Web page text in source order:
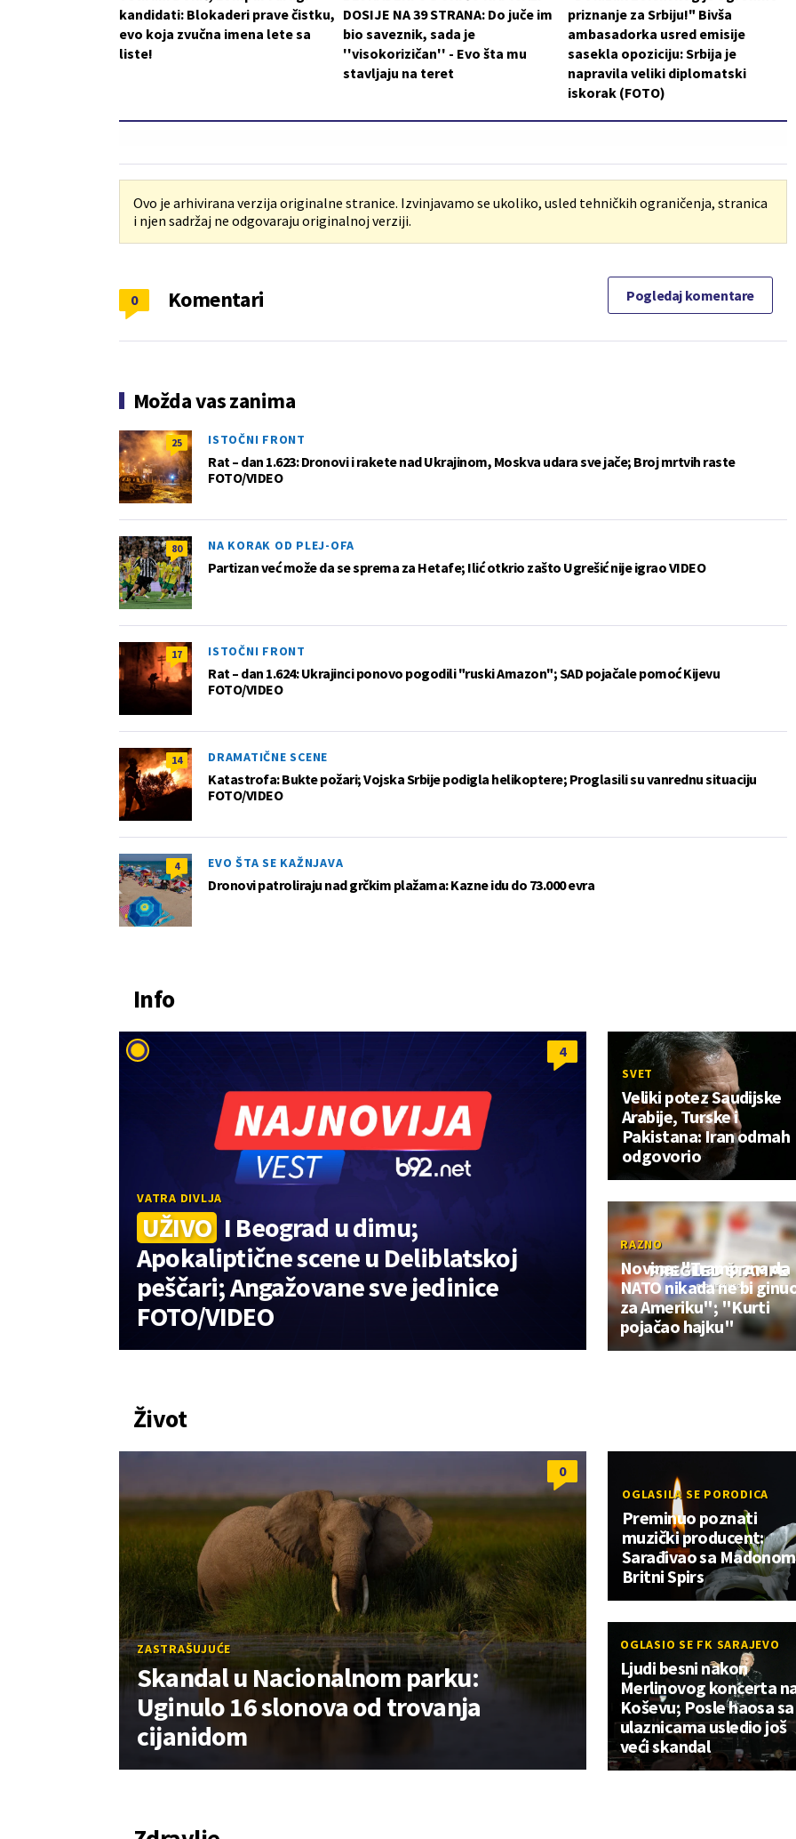
kandidati: Blokaderi prave čistku,
evo koja zvučna imena lete sa
liste!
DOSIJE NA 39 STRANA: Do juče im
bio saveznik, sada je
''visokorizičan'' - Evo šta mu
stavljaju na teret
priznanje za Srbiju!" Bivša
ambasadorka usred emisije
sasekla opoziciju: Srbija je
napravila veliki diplomatski
iskorak (FOTO)
Ovo je arhivirana verzija originalne stranice. Izvinjavamo se ukoliko, usled tehničkih ograničenja, stranica
i njen sadržaj ne odgovaraju originalnoj verziji.
Komentari
0 Pogledaj komentare
Možda vas zanima
25 ISTOČNI FRONT
Rat – dan 1.623: Dronovi i rakete nad Ukrajinom, Moskva udara sve jače; Broj mrtvih raste
FOTO/VIDEO
80 NA KORAK OD PLEJ-OFA
Partizan već može da se sprema za Hetafe; Ilić otkrio zašto Ugrešić nije igrao VIDEO
17 ISTOČNI FRONT
Rat – dan 1.624: Ukrajinci ponovo pogodili "ruski Amazon"; SAD pojačale pomoć Kijevu
FOTO/VIDEO
14 DRAMATIČNE SCENE
Katastrofa: Bukte požari; Vojska Srbije podigla helikoptere; Proglasili su vanrednu situaciju
FOTO/VIDEO
4 EVO ŠTA SE KAŽNJAVA
Dronovi patroliraju nad grčkim plažama: Kazne idu do 73.000 evra
Info
4
VATRA DIVLJA
UŽIVO I Beograd u dimu;
Apokaliptične scene u Deliblatskoj
peščari; Angažovane sve jedinice
FOTO/VIDEO
SVET
Veliki potez Saudijske
Arabije, Turske i
Pakistana: Iran odmah
odgovorio
RAZNO
Novine: "Tramp zna da
NATO nikada ne bi
za Ameriku"; "Kurti
pojačao hajku"
Život
0
ZASTRAŠUJUĆE
Skandal u Nacionalnom parku:
Uginulo 16 slonova od trovanja
cijanidom
OGLASILA SE PORODICA
Preminuo poznati
muzički producent:
Sarađivao sa
Britni Spirs
OGLASIO SE FK SARAJEVO
Ljudi besni nakon
Merlinovog koncerta
Koševu; Posle haosa sa
ulaznicama usledio još
veći skandal